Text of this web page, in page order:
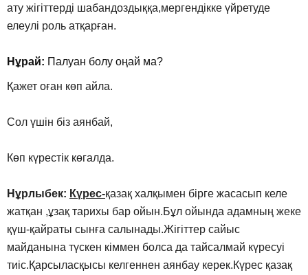
ату жігіттерді шабандоздыққа,мергендікке үйретуде
елеулі роль атқарған.
Нұрай: Палуан болу оңай ма?
Қажет оған көп айла.
Сол үшін біз аянбай,
Көп күрестік көгалда.
Нұрлыбек: Күрес-қазақ халқымен бірге жасасып келе
жатқан ,ұзақ тарихы бар ойын.Бұл ойында адамның жеке
қүш-қайраты сынға салынады.Жігіттер сайыс
майданына түскен кіммен болса да тайсалмай күресуі
тиіс.Қарсыласқысы келгеннен аянбау керек.Күрес қазақ